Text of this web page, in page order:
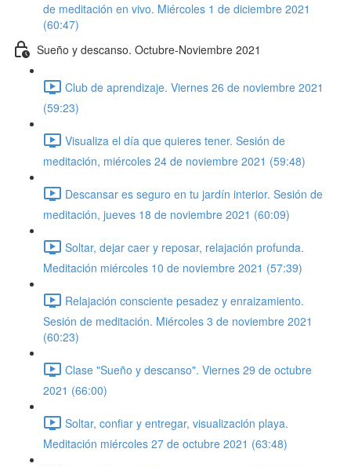
de meditación en vivo. Miércoles 1 de diciembre 2021
(60:47)
Sueño y descanso. Octubre-Noviembre 2021
Club de aprendizaje. Viernes 26 de noviembre 2021
(59:23)
Visualiza el día que quieres tener. Sesión de
meditación, miércoles 24 de noviembre 2021 (59:48)
Descansar es seguro en tu jardín interior. Sesión de
meditación, jueves 18 de noviembre 2021 (60:09)
Soltar, dejar caer y reposar, relajación profunda.
Meditación miércoles 10 de noviembre 2021 (57:39)
Relajación consciente pesadez y enraizamiento.
Sesión de meditación. Miércoles 3 de noviembre 2021
(60:23)
Clase "Sueño y descanso". Viernes 29 de octubre
2021 (66:00)
Soltar, confiar y entregar, visualización playa.
Meditación miércoles 27 de octubre 2021 (63:48)